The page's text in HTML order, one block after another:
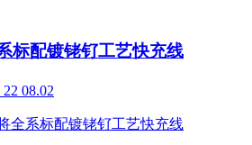
标配镀铑钌工艺快充线
22 08.02